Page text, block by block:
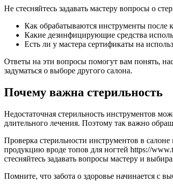
Не стесняйтесь задавать мастеру вопросы о
Как обрабатываются инструменты после
Какие дезинфицирующие средства
Есть ли у мастера сертификаты на
Ответы на эти вопросы помогут вам понять,
задуматься о выборе другого салона.
Почему важна стерильность
Недостаточная стерильность инструментов
длительного лечения. Поэтому так важно
Проверка стерильности инструментов в
продукцию вроде топов для ногтей https://
стесняйтесь задавать вопросы мастеру и
Помните, что забота о здоровье начинается с